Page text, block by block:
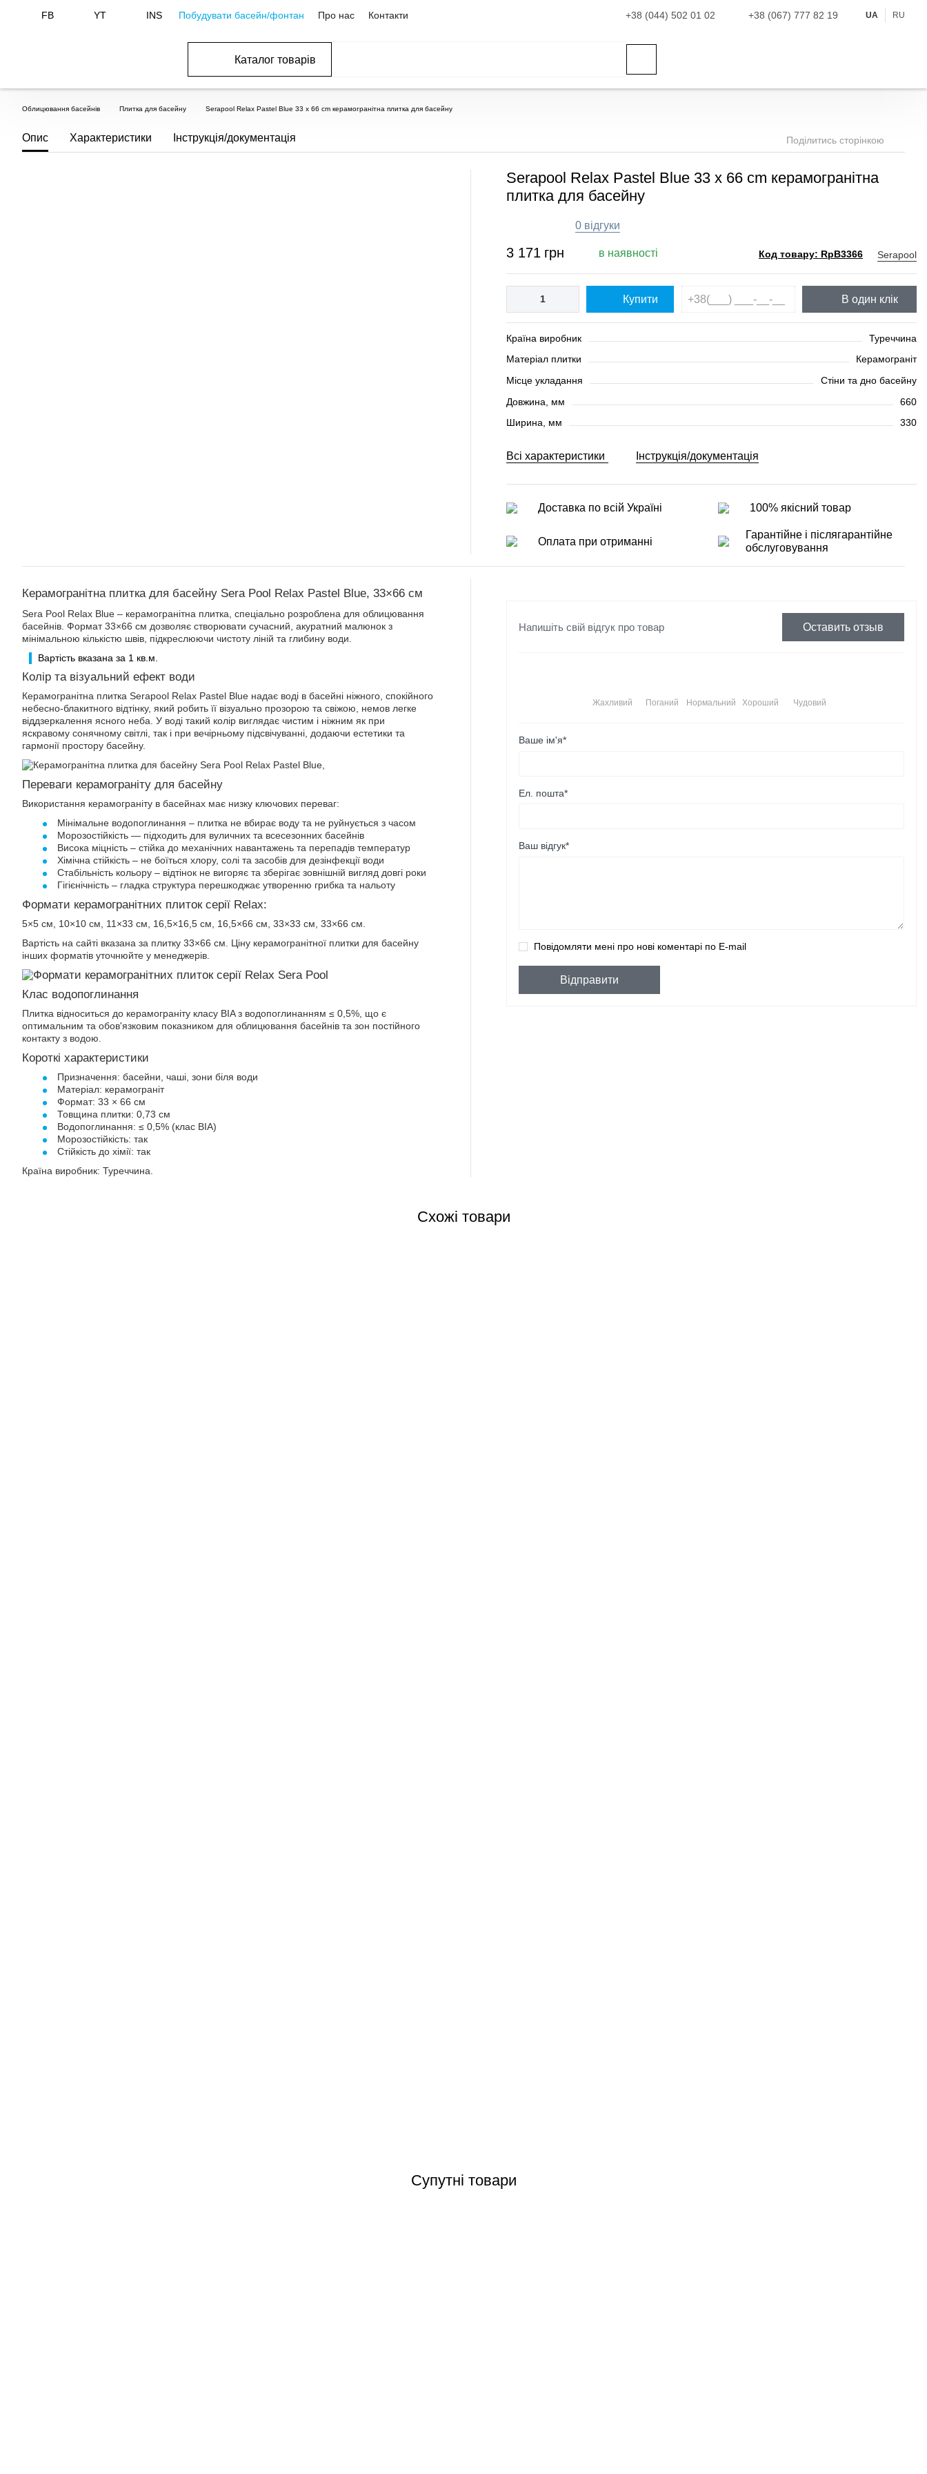
FB YT INS Побудувати басейн/фонтан Про нас Контакти +38 (044) 502 01 02 +38 (067) 777 82 19 UA RU
Каталог товарів
Облицювання басейнів Плитка для басейну Serapool Relax Pastel Blue 33 x 66 cm керамогранітна плитка для басейну
Опис Характеристики Інструкція/документація Поділитись сторінкою
Serapool Relax Pastel Blue 33 x 66 cm керамогранітна
плитка для басейну
0 відгуки
3 171 грн в наявності Код товару: RpB3366 Serapool
Купити В один клік
Країна виробник Туреччина
Матеріал плитки Керамограніт
Місце укладання Стіни та дно басейну
Довжина, мм 660
Ширина, мм 330
Всі характеристики Інструкція/документація
Доставка по всій Україні 100% якісний товар
Оплата при отриманні
Гарантійне і післягарантійне
обслуговування
Керамогранітна плитка для басейну Sera Pool Relax Pastel Blue, 33×66 см
Sera Pool Relax Blue – керамогранітна плитка, спеціально розроблена для облицювання
басейнів. Формат 33×66 см дозволяє створювати сучасний, акуратний малюнок з
мінімальною кількістю швів, підкреслюючи чистоту ліній та глибину води.
Вартість вказана за 1 кв.м.
Колір та візуальний ефект води
Керамогранітна плитка Serapool Relax Pastel Blue надає воді в басейні ніжного, спокійного
небесно-блакитного відтінку, який робить її візуально прозорою та свіжою, немов легке
віддзеркалення ясного неба. У воді такий колір виглядає чистим і ніжним як при
яскравому сонячному світлі, так і при вечірньому підсвічуванні, додаючи естетики та
гармонії простору басейну.
Переваги керамограніту для басейну
Використання керамограніту в басейнах має низку ключових переваг:
Мінімальне водопоглинання – плитка не вбирає воду та не руйнується з часом
Морозостійкість — підходить для вуличних та всесезонних басейнів
Висока міцність – стійка до механічних навантажень та перепадів температур
Хімічна стійкість – не боїться хлору, солі та засобів для дезінфекції води
Стабільність кольору – відтінок не вигоряє та зберігає зовнішній вигляд довгі роки
Гігієнічність – гладка структура перешкоджає утворенню грибка та нальоту
Формати керамогранітних плиток серії Relax:
5×5 см, 10×10 см, 11×33 см, 16,5×16,5 см, 16,5×66 см, 33×33 см, 33×66 см.
Вартість на сайті вказана за плитку 33×66 см. Ціну керамогранітної плитки для басейну
інших форматів уточнюйте у менеджерів.
Клас водопоглинання
Плитка відноситься до керамограніту класу BIA з водопоглинанням ≤ 0,5%, що є
оптимальним та обов'язковим показником для облицювання басейнів та зон постійного
контакту з водою.
Короткі характеристики
Призначення: басейни, чаші, зони біля води
Матеріал: керамограніт
Формат: 33 × 66 см
Товщина плитки: 0,73 см
Водопоглинання: ≤ 0,5% (клас BIA)
Морозостійкість: так
Стійкість до хімії: так
Країна виробник: Туреччина.
Напишіть свій відгук про товар Оставить отзыв
Чудовий
Хороший
Нормальний
Поганий
Жахливий
Ваше ім'я*
Ел. пошта*
Ваш відгук*
Повідомляти мені про нові коментарі по E-mail
Відправити
Схожі товари
Супутні товари